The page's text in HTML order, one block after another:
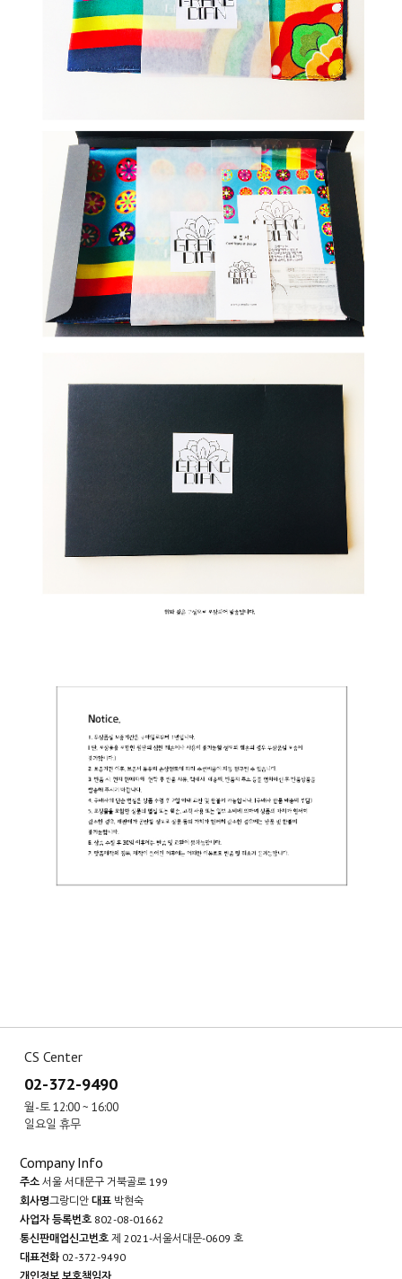
CS Center
02-372-9490
월-토 12:00 ~ 16:00
일요일 휴무
Company Info
주소 서울 서대문구 거북골로 199
회사명그랑디안대표 박현숙
사업자 등록번호 802-08-01662
통신판매업신고번호 제 2021-서울서대문-0609 호
대표전화 02-372-9490
개인정보 보호책임자